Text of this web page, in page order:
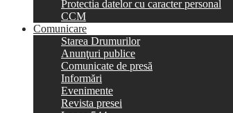
Protectia datelor cu caracter personal
CCM
Comunicare
Starea Drumurilor
Anunţuri publice
Comunicate de presă
Informări
Evenimente
Revista presei